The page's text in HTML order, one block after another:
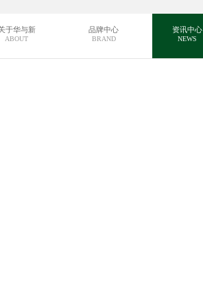
于华与新
ABOUT
品牌中心
BRAND
资讯中心
NEWS